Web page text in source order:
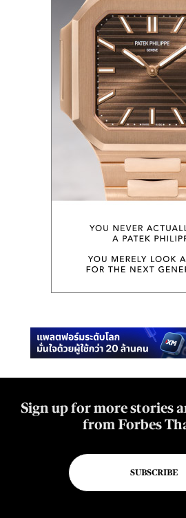
Sign up for more stories
from Forbes
SUBSCRIBE